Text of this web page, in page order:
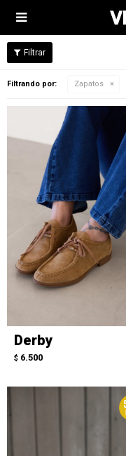

Filtrando por: Zapatos
Derby
$ 6.500